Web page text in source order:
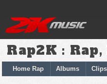
Rap2K :
Home Rap Albums Clips